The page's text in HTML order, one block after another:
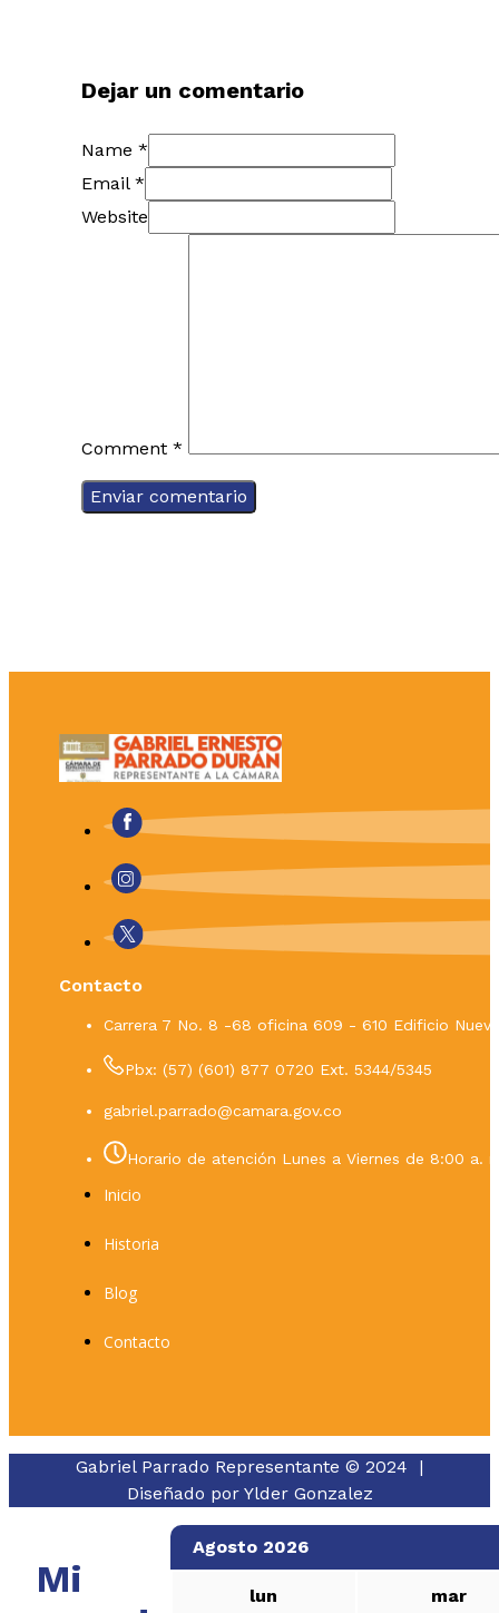
Dejar un comentario
Name *
Email *
Website
Comment *
Contacto
Carrera 7 No. 8 -68 oficina 609 - 610 Edificio
Pbx: (57) (601) 877 0720 Ext. 5344/5345
gabriel.parrado@camara.gov.co
Horario de atención Lunes a Viernes de 8:00 a.
Inicio
Historia
Blog
Contacto
Gabriel Parrado Representante © 2024 |
Diseñado por Ylder Gonzalez
Mi
Agosto 2026
lun mar